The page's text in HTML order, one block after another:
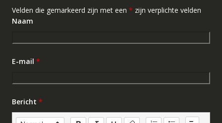
Velden die gemarkeerd zijn met een * zijn verplichte velden
Naam
E-mail *
Bericht *